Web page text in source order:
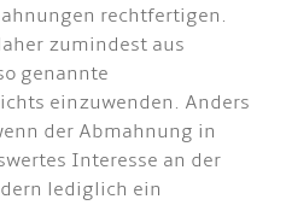
rechtfertigen.
zumindest aus
genannte
einzuwenden. Anders
der Abmahnung in
Interesse an der
lediglich ein